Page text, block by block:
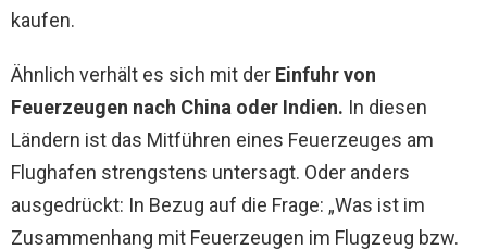
kaufen.
Ähnlich verhält es sich mit der Einfuhr von
Feuerzeugen nach China oder Indien. In diesen
Ländern ist das Mitführen eines Feuerzeuges am
Flughafen strengstens untersagt. Oder anders
ausgedrückt: In Bezug auf die Frage: „Was ist im
Zusammenhang mit Feuerzeugen im Flugzeug bzw.